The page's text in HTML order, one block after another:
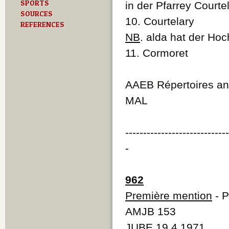
SPORTS
SOURCES
REFERENCES
in der Pfarrey
10. Courtelary
NB . alda hat der
11. Cormoret
AAEB Répertoires
MAL
-
962
Première mention -
AMJB 153